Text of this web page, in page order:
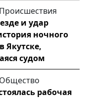
Происшествия
и удар
ночного
Якутске,
судом
Общество
рабочая